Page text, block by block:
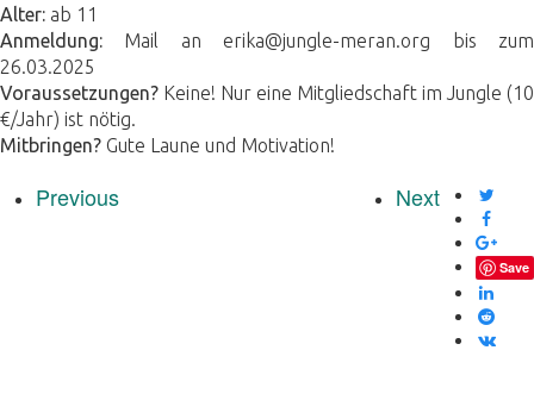
Alter: ab 11
Anmeldung: Mail an erika@jungle-meran.org bis zum
26.03.2025
Voraussetzungen? Keine! Nur eine Mitgliedschaft im Jungle (10
€/Jahr) ist nötig.
Mitbringen? Gute Laune und Motivation!
Save
Previous Next